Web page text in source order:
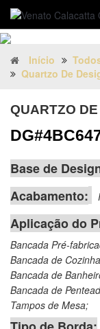
Início
Quartzo De
QUARTZO
Base de
Acabamento:
Aplicação do
Bancada Pré-
Bancada de
Bancada de
Bancada de
Tampos de Mesa;